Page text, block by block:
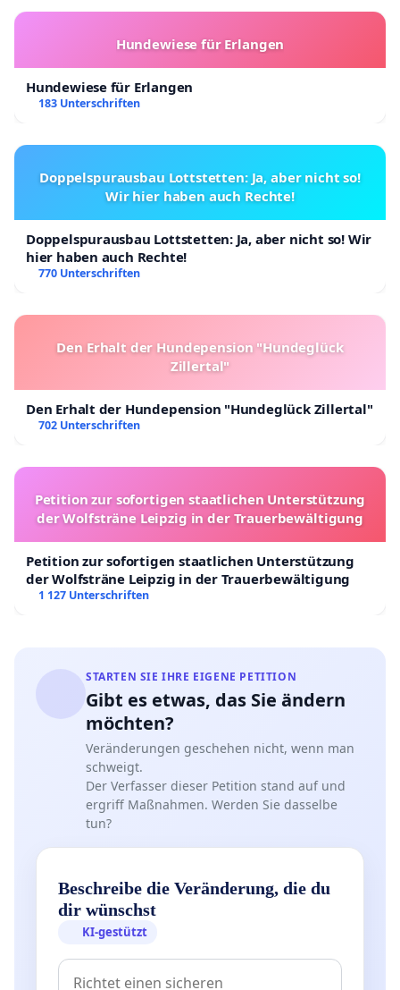
Hundewiese für Erlangen
Hundewiese für Erlangen
183 Unterschriften
Doppelspurausbau Lottstetten: Ja, aber nicht so!
Wir hier haben auch Rechte!
Doppelspurausbau Lottstetten: Ja, aber nicht so! Wir
hier haben auch Rechte!
770 Unterschriften
Den Erhalt der Hundepension "Hundeglück
Zillertal"
Den Erhalt der Hundepension "Hundeglück Zillertal"
702 Unterschriften
Petition zur sofortigen staatlichen Unterstützung
der Wolfsträne Leipzig in der Trauerbewältigung
Petition zur sofortigen staatlichen Unterstützung
der Wolfsträne Leipzig in der Trauerbewältigung
1 127 Unterschriften
STARTEN SIE IHRE EIGENE PETITION
Gibt es etwas, das Sie ändern
möchten?
Veränderungen geschehen nicht, wenn man
schweigt.
Der Verfasser dieser Petition stand auf und
ergriff Maßnahmen. Werden Sie dasselbe
tun?
Beschreibe die Veränderung, die du
dir wünschst
KI-gestützt